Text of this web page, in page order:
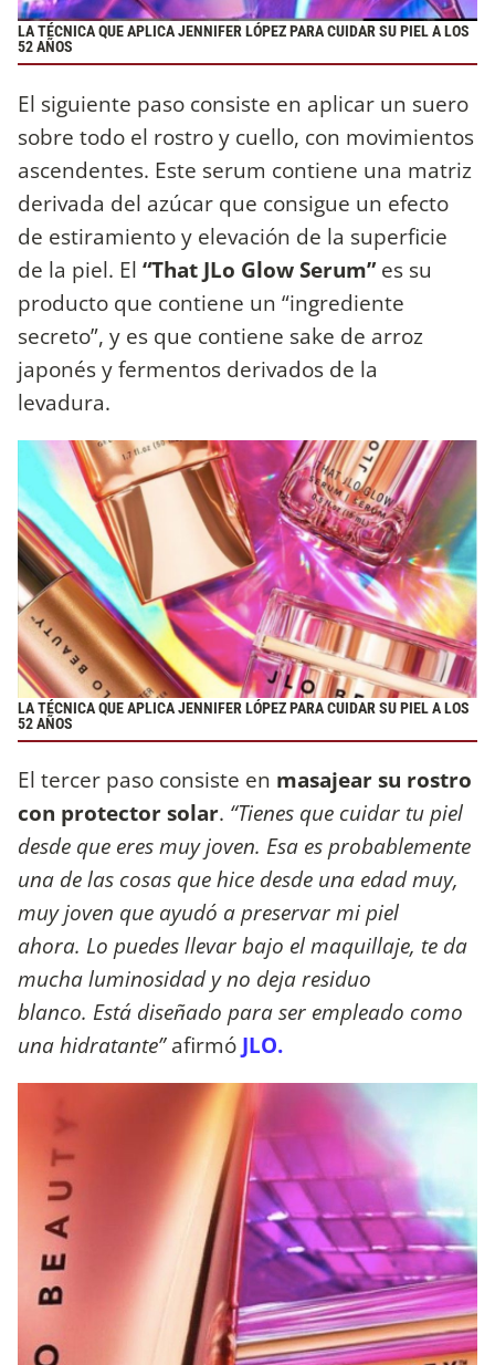
LA TÉCNICA QUE APLICA JENNIFER LÓPEZ PARA CUIDAR SU PIEL A LOS
52 AÑOS
El siguiente paso consiste en aplicar un suero
sobre todo el rostro y cuello, con movimientos
ascendentes. Este serum contiene una matriz
derivada del azúcar que consigue un efecto
de estiramiento y elevación de la superficie
de la piel. El “That JLo Glow Serum”es su
producto que contiene un “ingrediente
secreto”, y es que contiene sake de arroz
japonés y fermentos derivados de la
levadura.
LA TÉCNICA QUE APLICA JENNIFER LÓPEZ PARA CUIDAR SU PIEL A LOS
52 AÑOS
El tercer paso consiste en masajear su rostro
con protector solar. “Tienes que cuidar tu piel
desde que eres muy joven. Esa es probablemente
una de las cosas que hice desde una edad muy,
muy joven que ayudó a preservar mi piel
ahora. Lo puedes llevar bajo el maquillaje, te da
mucha luminosidad y no deja residuo
blanco. Está diseñado para ser empleado como
una hidratante”afirmó JLO.